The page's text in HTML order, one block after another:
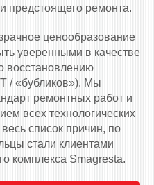
предстоящего ремонта.
ценообразование
уверенными в качестве
восстановлению
/ «бубликов»). Мы
ремонтных работ и
всех технологических
список причин, по
стали клиентами
комплекса Smagresta.